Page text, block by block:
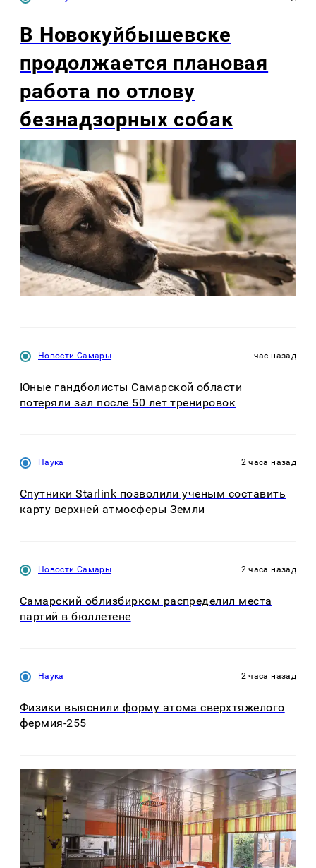
В Новокуйбышевске
продолжается плановая
работа по отлову
безнадзорных собак
Новости Самары час назад
Юные гандболисты Самарской области
потеряли зал после 50 лет тренировок
Наука 2 часа назад
Спутники Starlink позволили ученым составить
карту верхней атмосферы Земли
Новости Самары 2 часа назад
Самарский облизбирком распределил места
партий в бюллетене
Наука 2 часа назад
Физики выяснили форму атома сверхтяжелого
фермия-255